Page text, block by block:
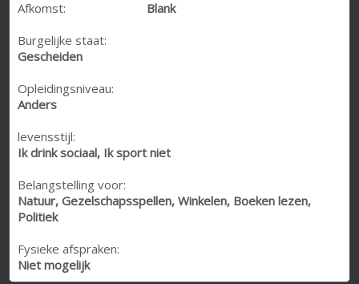
Afkomst:
Blank
Burgelijke staat:
Gescheiden
Opleidingsniveau:
Anders
levensstijl:
Ik drink sociaal, Ik sport niet
Belangstelling voor:
Natuur, Gezelschapsspellen, Winkelen, Boeken lezen,
Politiek
Fysieke afspraken:
Niet mogelijk